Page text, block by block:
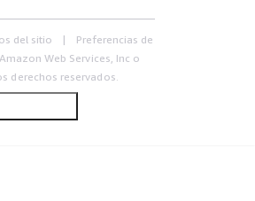
del sitio
Preferencias de
Web Services, Inc o
derechos reservados.